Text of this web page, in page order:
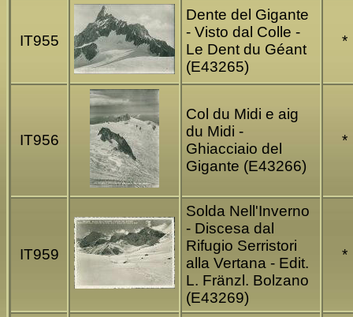
IT955
Dente del Gigante
- Visto dal Colle -
Le Dent du Géant
(E43265)
*
IT956
Col du Midi e aig
du Midi -
Ghiacciaio del
Gigante (E43266)
*
IT959
Solda Nell'Inverno
- Discesa dal
Rifugio Serristori
alla Vertana - Edit.
L. Fränzl. Bolzano
(E43269)
*